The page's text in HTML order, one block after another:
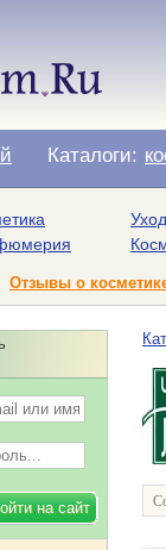
Каталоги:
Отзывы о